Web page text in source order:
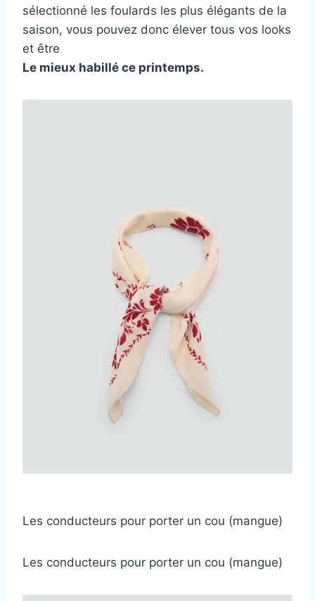
sélectionné les foulards les plus élégants de la
saison, vous pouvez donc élever tous vos looks
et être
Le mieux habillé ce printemps.
Les conducteurs pour porter un cou (mangue)
Les conducteurs pour porter un cou (mangue)